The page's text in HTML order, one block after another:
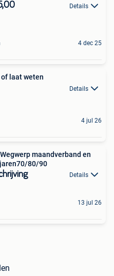
Details
4 dec 25
of laat weten
Details
4 jul 26
maandverband en
80/90
Details
13 jul 26